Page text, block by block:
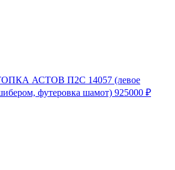
АСТОВ П2С 14057 (левое
футеровка шамот) 925000 ₽